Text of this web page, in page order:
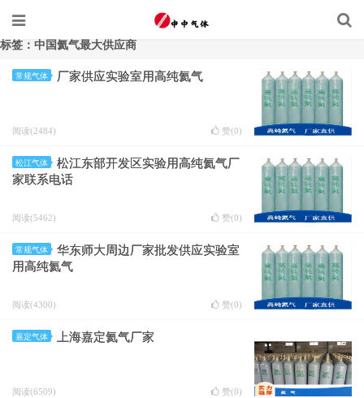
标签：中国氦气最大供应商
常规气体 厂家供应实验室用高纯氦气
阅读(2484) 赞(0)
松江气体
松江东部开发区实验用高纯氦气厂
家联系电话
阅读(5462) 赞(0)
常规气体
华东师大周边厂家批发供应实验室
用高纯氦气
阅读(4300) 赞(0)
嘉定气体 上海嘉定氦气厂家
阅读(6509) 赞(0)